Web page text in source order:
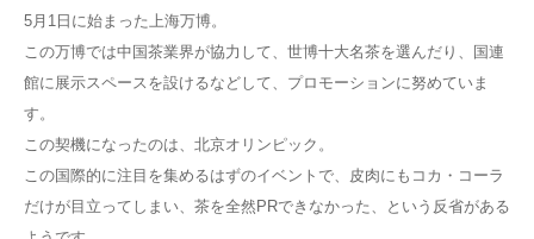
5月1日に始まった上海万博。
この万博では中国茶業界が協力して、世博十大名茶を選んだり、国連
館に展示スペースを設けるなどして、プロモーションに努めていま
す。
この契機になったのは、北京オリンピック。
この国際的に注目を集めるはずのイベントで、皮肉にもコカ・コーラ
だけが目立ってしまい、茶を全然PRできなかった、という反省がある